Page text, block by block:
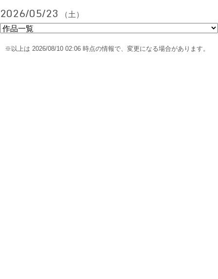
2026/05/23 （土）
※以上は 2026/08/10 02:06 時点の情報で、変更になる場合があります。